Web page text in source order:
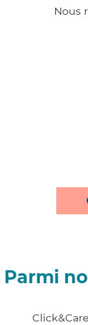
Nous
Parmi